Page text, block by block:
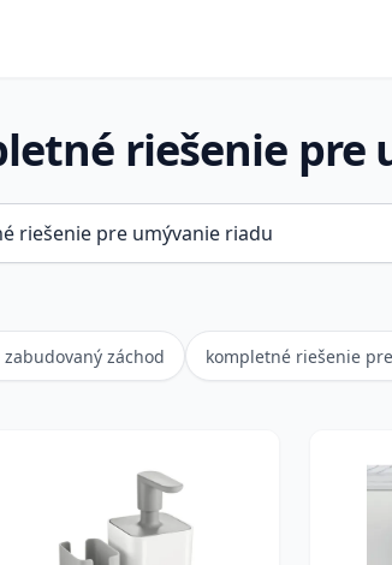
riešenie pre
záchod kompletné riešenie